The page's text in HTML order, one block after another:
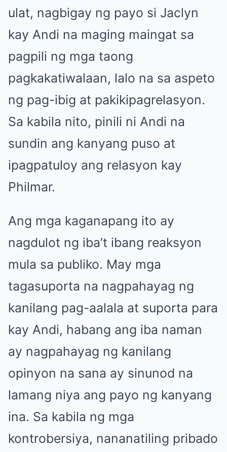
ulat, nagbigay ng payo si Jaclyn
kay Andi na maging maingat sa
pagpili ng mga taong
pagkakatiwalaan, lalo na sa aspeto
ng pag-ibig at pakikipagrelasyon.
Sa kabila nito, pinili ni Andi na
sundin ang kanyang puso at
ipagpatuloy ang relasyon kay
Philmar.
Ang mga kaganapang ito ay
nagdulot ng iba’t ibang reaksyon
mula sa publiko. May mga
tagasuporta na nagpahayag ng
kanilang pag-aalala at suporta para
kay Andi, habang ang iba naman
ay nagpahayag ng kanilang
opinyon na sana ay sinunod na
lamang niya ang payo ng kanyang
ina. Sa kabila ng mga
kontrobersiya, nananatiling pribado